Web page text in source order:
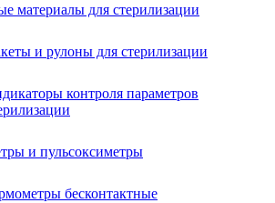
материалы для стерилизации
и рулоны для стерилизации
контроля параметров
и пульсоксиметры
бесконтактные